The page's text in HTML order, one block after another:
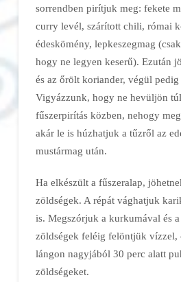
sorrendben pirítjuk meg: fekete
curry levél, szárított chili, római
édeskömény, lepkeszegmag
hogy ne legyen keserű). Ezután
és az őrölt koriander, végül
Vigyázzunk, hogy ne hevüljön
fűszerpirítás közben, nehogy
akár le is húzhatjuk a tűzről az
mustármag után.
Ha elkészült a fűszeralap,
zöldségek. A répát vághatjuk
is. Megszórjuk a kurkumával és
zöldségek feléig felöntjük
lángon nagyjából 30 perc alatt
zöldségeket.